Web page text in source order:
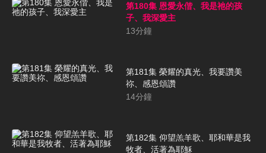
第180集 恩愛永偕、我是祂的孩
子、我深愛主
13分鐘
第181集 榮耀的真光、我要讚美
祢、感恩頌讚
14分鐘
第182集 仰望羔羊歌、耶和華是我
牧者、活著為耶穌